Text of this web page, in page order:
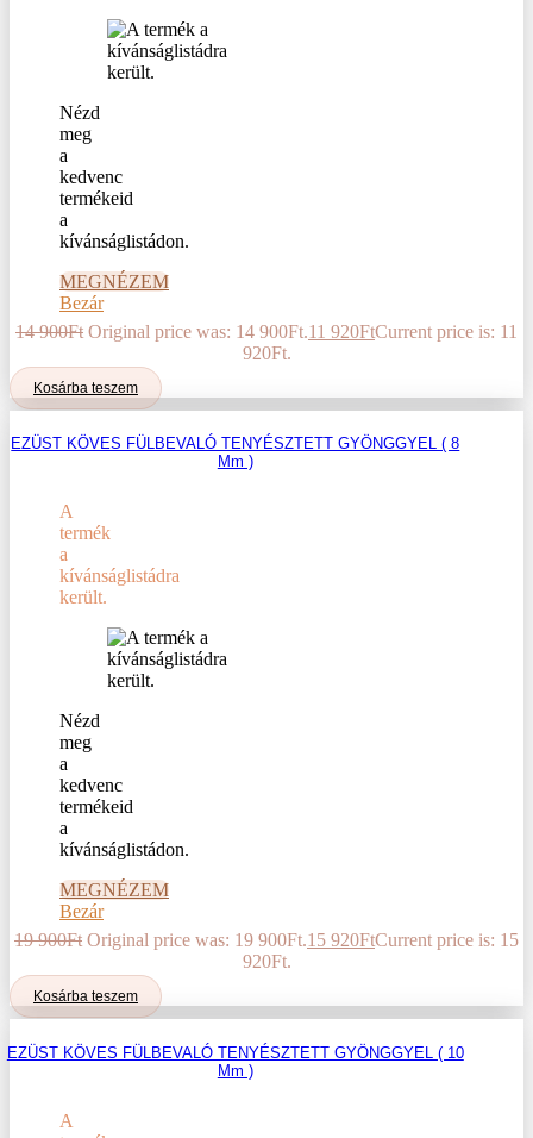
Nézd
meg
a
kedvenc
termékeid
a
kívánságlistádon.
MEGNÉZEM
Bezár
14 900Ft Original price was: 14 900Ft.11 920FtCurrent price is: 11
920Ft.
Kosárba teszem
EZÜST KÖVES FÜLBEVALÓ TENYÉSZTETT GYÖNGGYEL ( 8
Mm )
A
termék
a
kívánságlistádra
került.
Nézd
meg
a
kedvenc
termékeid
a
kívánságlistádon.
MEGNÉZEM
Bezár
19 900Ft Original price was: 19 900Ft.15 920FtCurrent price is: 15
920Ft.
Kosárba teszem
EZÜST KÖVES FÜLBEVALÓ TENYÉSZTETT GYÖNGGYEL ( 10
Mm )
A